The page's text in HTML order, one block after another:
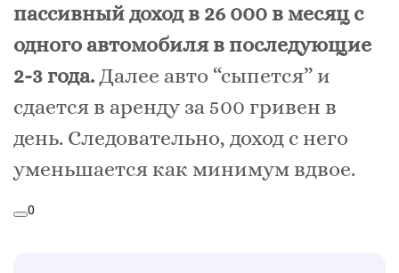
пассивный доход в 26 000 в месяц с
одного автомобиля в последующие
2-3 года.Далее авто “сыпется” и
сдается в аренду за 500 гривен в
день. Следовательно, доход с него
уменьшается как минимум вдвое.
0